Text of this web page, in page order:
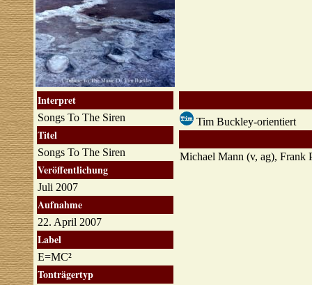
Interpret
Songs To The Siren
Titel
Songs To The Siren
Veröffentlichung
Juli 2007
Aufnahme
22. April 2007
Label
E=MC²
Tonträgertyp
Tim Buckley-orientiert
Michael Mann (v, ag), Frank